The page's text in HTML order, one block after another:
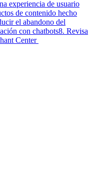
experiencia de usuario
de contenido hecho
el abandono del
con chatbots8. Revisa
Center